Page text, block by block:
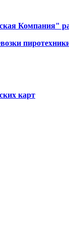
Компания"
карт